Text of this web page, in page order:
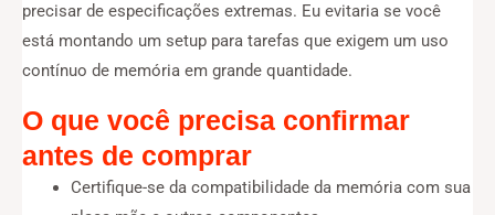
precisar de especificações extremas. Eu evitaria se você
está montando um setup para tarefas que exigem um uso
contínuo de memória em grande quantidade.
O que você precisa confirmar
antes de comprar
Certifique-se da compatibilidade da memória com sua